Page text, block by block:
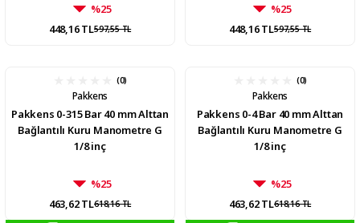
%25
448,16 TL597,55 TL
%25
448,16 TL597,55 TL
(0)
Pakkens
Pakkens 0-315 Bar 40 mm Alttan
Bağlantılı Kuru Manometre G
1/8 inç
%25
463,62 TL618,16 TL
(0)
Pakkens
Pakkens 0-4 Bar 40 mm Alttan
Bağlantılı Kuru Manometre G
1/8 inç
%25
463,62 TL618,16 TL